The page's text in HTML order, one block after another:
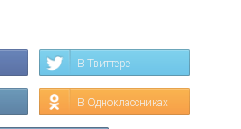
В Твиттере
В Одноклассниках